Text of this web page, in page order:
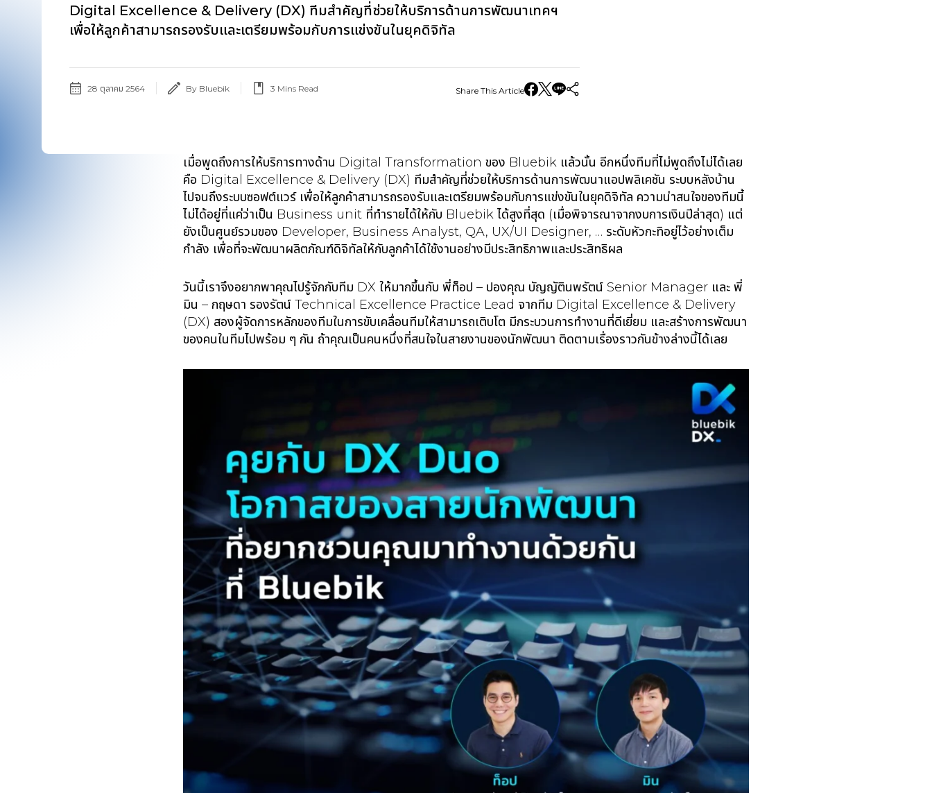
Digital Excellence & Delivery (DX) ทีมสำคัญที่ช่วยให้บริการด้านการพัฒนาเทคฯ
เพื่อให้ลูกค้าสามารถรองรับและเตรียมพร้อมกับการแข่งขันในยุคดิจิทัล
28 ตุลาคม 2564 By Bluebik 3 Mins Read Share This Article
เมื่อพูดถึงการให้บริการทางด้าน Digital Transformation ของ Bluebik แล้วนั้น อีกหนึ่งทีมที่ไม่พูดถึงไม่ได้เลย
คือ Digital Excellence & Delivery (DX) ทีมสำคัญที่ช่วยให้บริการด้านการพัฒนาแอปพลิเคชัน ระบบหลังบ้าน
ไปจนถึงระบบซอฟต์แวร์ เพื่อให้ลูกค้าสามารถรองรับและเตรียมพร้อมกับการแข่งขันในยุคดิจิทัล ความน่าสนใจของทีมนี้
ไม่ได้อยู่ที่แค่ว่าเป็น Business unit ที่ทำรายได้ให้กับ Bluebik ได้สูงที่สุด (เมื่อพิจารณาจากงบการเงินปีล่าสุด) แต่
ยังเป็นศูนย์รวมของ Developer, Business Analyst, QA, UX/UI Designer, … ระดับหัวกะทิอยู่ไว้อย่างเต็ม
กำลัง เพื่อที่จะพัฒนาผลิตภัณฑ์ดิจิทัลให้กับลูกค้าได้ใช้งานอย่างมีประสิทธิภาพและประสิทธิผล
วันนี้เราจึงอยากพาคุณไปรู้จักกับทีม DX ให้มากขึ้นกับ พี่ท็อป – ปองคุณ บัญญัตินพรัตน์ Senior Manager และ พี่
มิน – กฤษดา รองรัตน์ Technical Excellence Practice Lead จากทีม Digital Excellence & Delivery
(DX) สองผู้จัดการหลักของทีมในการขับเคลื่อนทีมให้สามารถเติบโต มีกระบวนการทำงานที่ดีเยี่ยม และสร้างการพัฒนา
ของคนในทีมไปพร้อม ๆ กัน ถ้าคุณเป็นคนหนึ่งที่สนใจในสายงานของนักพัฒนา ติดตามเรื่องราวกันข้างล่างนี้ได้เลย